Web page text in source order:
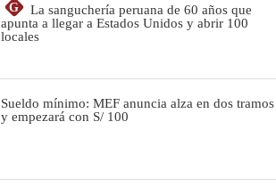
G
La sanguchería peruana de 60 años que
apunta a llegar a Estados Unidos y abrir 100
locales
Sueldo mínimo: MEF anuncia alza en dos tramos
y empezará con S/ 100